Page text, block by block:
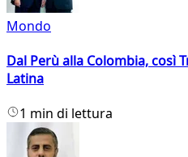
Mondo
Dal Perù alla Colombia, così
Latina
1 min di lettura